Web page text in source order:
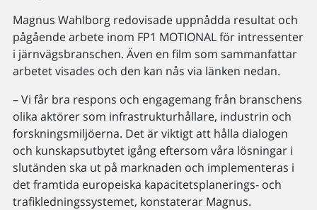
Magnus Wahlborg redovisade uppnådda resultat och
pågående arbete inom FP1 MOTIONAL för intressenter
i järnvägsbranschen. Även en film som sammanfattar
arbetet visades och den kan nås via länken nedan.
– Vi får bra respons och engagemang från branschens
olika aktörer som infrastrukturhållare, industrin och
forskningsmiljöerna. Det är viktigt att hålla dialogen
och kunskapsutbytet igång eftersom våra lösningar i
slutänden ska ut på marknaden och implementeras i
det framtida europeiska kapacitetsplanerings- och
trafikledningssystemet, konstaterar Magnus.